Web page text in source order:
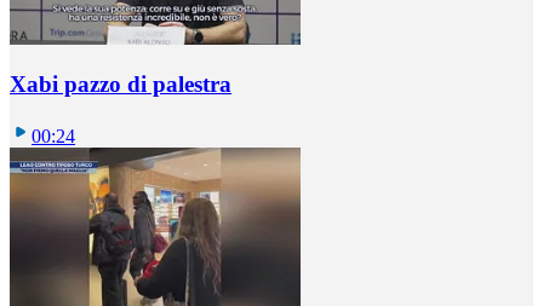
Xabi pazzo di palestra
00:24